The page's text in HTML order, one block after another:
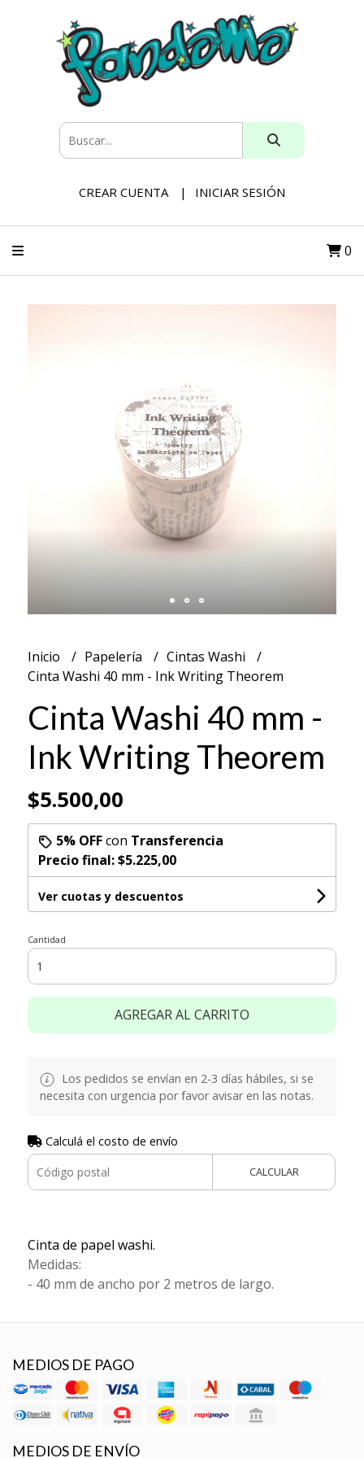
CREAR CUENTA INICIAR SESIÓN
0
Inicio Papelería
Cintas Washi
Cinta Washi 40 mm - Ink Writing Theorem
Cinta Washi 40 mm -
Ink Writing Theorem
$5.500,00
5% OFFcon Transferencia
Precio final:$5.225,00
Ver cuotas y descuentos
Cantidad
AGREGAR AL CARRITO
Los pedidos se envían en 2-3 días hábiles, si se
necesita con urgencia por favor avisar en las notas.
Calculá el costo de envío
CALCULAR
Cinta de papel washi.
Medidas:
- 40 mm de ancho por 2 metros de largo.
MEDIOS DE PAGO
MEDIOS DE ENVÍO